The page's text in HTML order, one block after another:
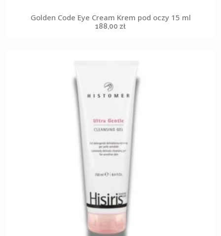
Golden Code Eye Cream Krem pod oczy 15 ml
188,00 zł